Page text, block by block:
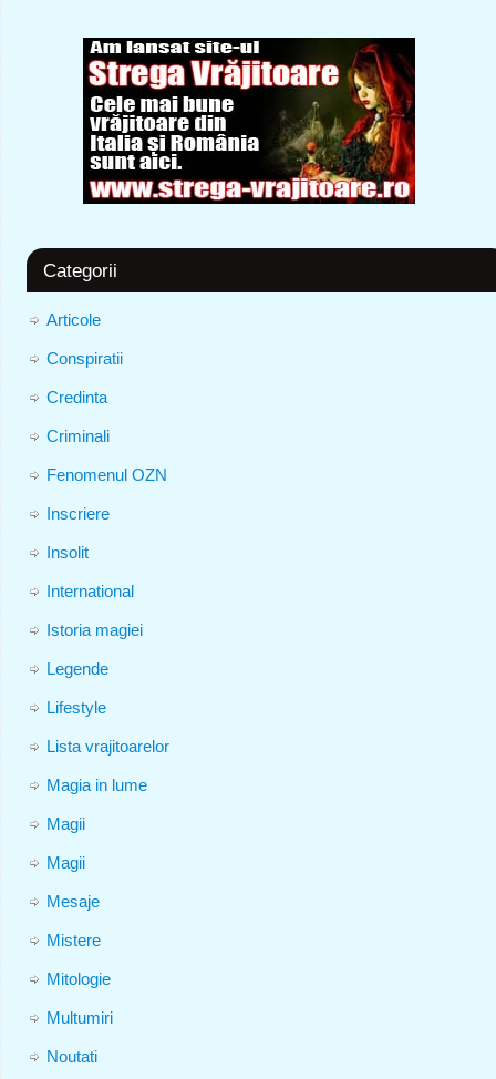
Categorii
Articole
Conspiratii
Credinta
Criminali
Fenomenul OZN
Inscriere
Insolit
International
Istoria magiei
Legende
Lifestyle
Lista vrajitoarelor
Magia in lume
Magii
Magii
Mesaje
Mistere
Mitologie
Multumiri
Noutati